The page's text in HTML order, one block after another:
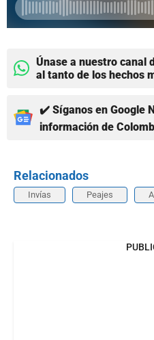
Únase a nuestro canal
al tanto de los hechos
✔️ Síganos en Google
información de
Relacionados
Invías Peajes